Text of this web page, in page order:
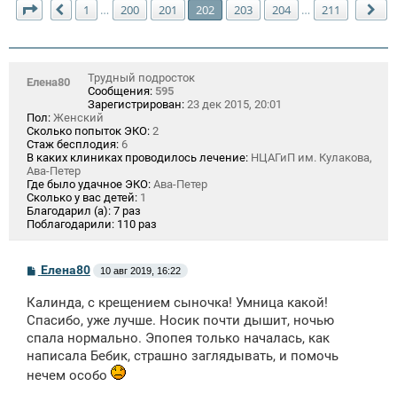
Страница 202 из211
Пред.
1 … 200 201 202 203 204 … 211
Елена80
Трудный подросток
Сообщения: 595
Зарегистрирован: 23 дек 2015, 20:01
Пол: Женский
Сколько попыток ЭКО: 2
Стаж бесплодия: 6
В каких клиниках проводилось лечение: НЦАГиП им. Кулакова,
Ава-Петер
Где было удачное ЭКО: Ава-Петер
Сколько у вас детей: 1
Благодарил (а): 7 раз
Поблагодарили: 110 раз
С
б
щ
н
и
Елена80 10 авг 2019, 16:22
Калинда, с крещением сыночка! Умница какой!
Спасибо, уже лучше. Носик почти дышит, ночью
спала нормально. Эпопея только началась, как
написала Бебик, страшно заглядывать, и помочь
нечем особо